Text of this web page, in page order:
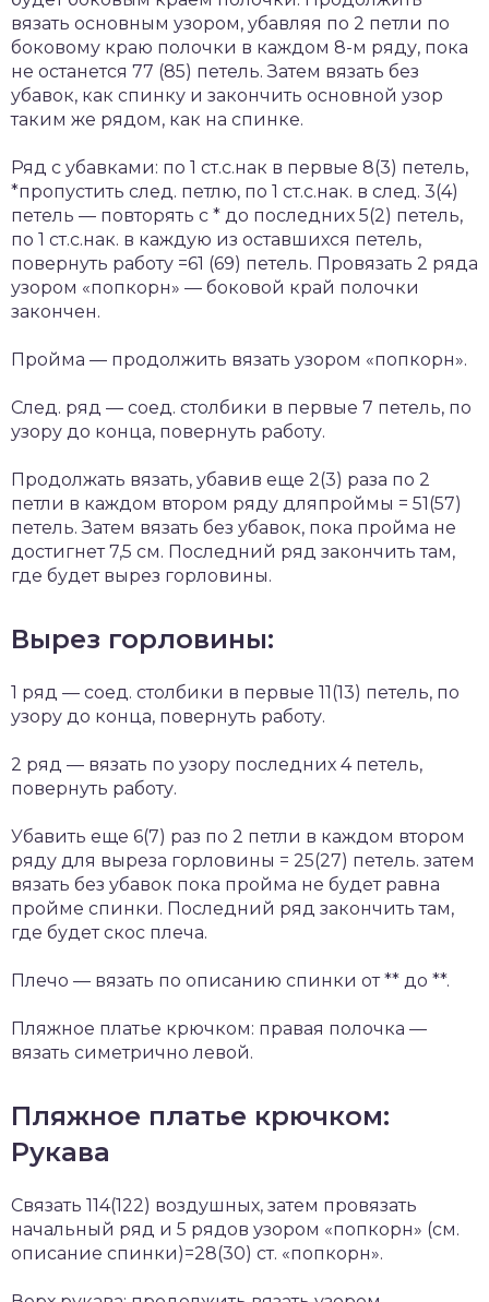
вязать основным узором, убавляя по 2 петли по
боковому краю полочки в каждом 8-м ряду, пока
не останется 77 (85) петель. Затем вязать без
убавок, как спинку и закончить основной узор
таким же рядом, как на спинке.
Ряд с убавками: по 1 ст.с.нак в первые 8(3) петель,
*пропустить след. петлю, по 1 ст.с.нак. в след. 3(4)
петель — повторять с * до последних 5(2) петель,
по 1 ст.с.нак. в каждую из оставшихся петель,
повернуть работу =61 (69) петель. Провязать 2 ряда
узором «попкорн» — боковой край полочки
закончен.
Пройма — продолжить вязать узором «попкорн».
След. ряд — соед. столбики в первые 7 петель, по
узору до конца, повернуть работу.
Продолжать вязать, убавив еще 2(3) раза по 2
петли в каждом втором ряду дляпроймы = 51(57)
петель. Затем вязать без убавок, пока пройма не
достигнет 7,5 см. Последний ряд закончить там,
где будет вырез горловины.
Вырез горловины:
1 ряд — соед. столбики в первые 11(13) петель, по
узору до конца, повернуть работу.
2 ряд — вязать по узору последних 4 петель,
повернуть работу.
Убавить еще 6(7) раз по 2 петли в каждом втором
ряду для выреза горловины = 25(27) петель. затем
вязать без убавок пока пройма не будет равна
пройме спинки. Последний ряд закончить там,
где будет скос плеча.
Плечо — вязать по описанию спинки от ** до **.
Пляжное платье крючком: правая полочка —
вязать симетрично левой.
Пляжное платье крючком:
Рукава
Связать 114(122) воздушных, затем провязать
начальный ряд и 5 рядов узором «попкорн» (см.
описание спинки)=28(30) ст. «попкорн».